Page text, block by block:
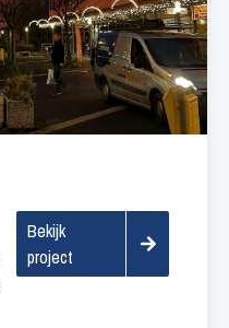
Bekijk
project